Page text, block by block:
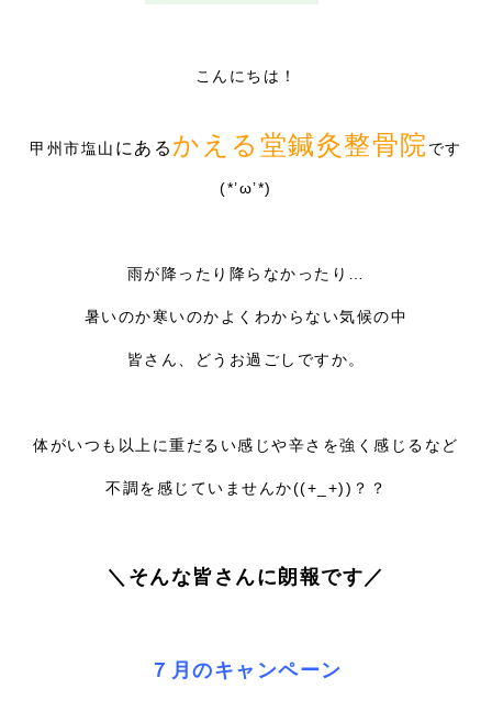
こんにちは！
甲州市塩山 にある かえる堂鍼灸整骨院です
(*’ω’*)
雨が降ったり降らなかったり…
暑いのか寒いのかよくわからない気候の中
皆さん、どうお過ごしですか。
体がいつも以上に重だるい感じや辛さを強く感じるなど
不調を感じていませんか((+_+))？？
＼そんな皆さんに朗報です／
７月のキャンペーン